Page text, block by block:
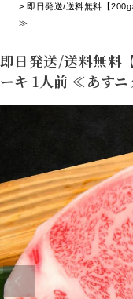
即日発送/送料無料【
≫
即日発送/送料無料
ーキ 1人前 ≪あす